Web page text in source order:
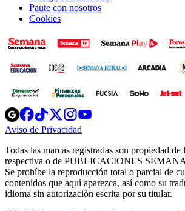
Paute con nosotros
Cookies
Opens
in
new
Opens
in
new
Opens
in
new
window
Opens
new
windowwindow
Aviso de Privacidad
new
window
Todas las marcas registradas son propiedad de
respectiva o de PUBLICACIONES
Se prohíbe la reproducción total o parcial de
contenidos que aquí aparezca, así como su
idioma sin autorización escrita por su titular.